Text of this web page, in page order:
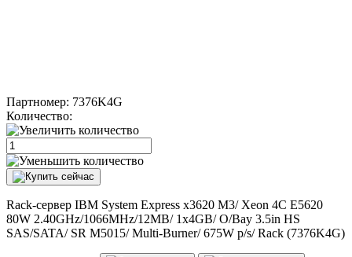
Партномер: 7376K4G
Количество:
Rack-сервер IBM System Express x3620 M3/ Xeon 4C E5620
80W 2.40GHz/1066MHz/12MB/ 1x4GB/ O/Bay 3.5in HS
SAS/SATA/ SR M5015/ Multi-Burner/ 675W p/s/ Rack (7376K4G)